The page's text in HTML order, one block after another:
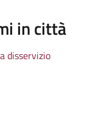
in città
disservizio